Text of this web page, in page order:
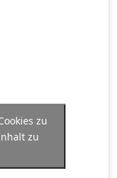
zu
zu